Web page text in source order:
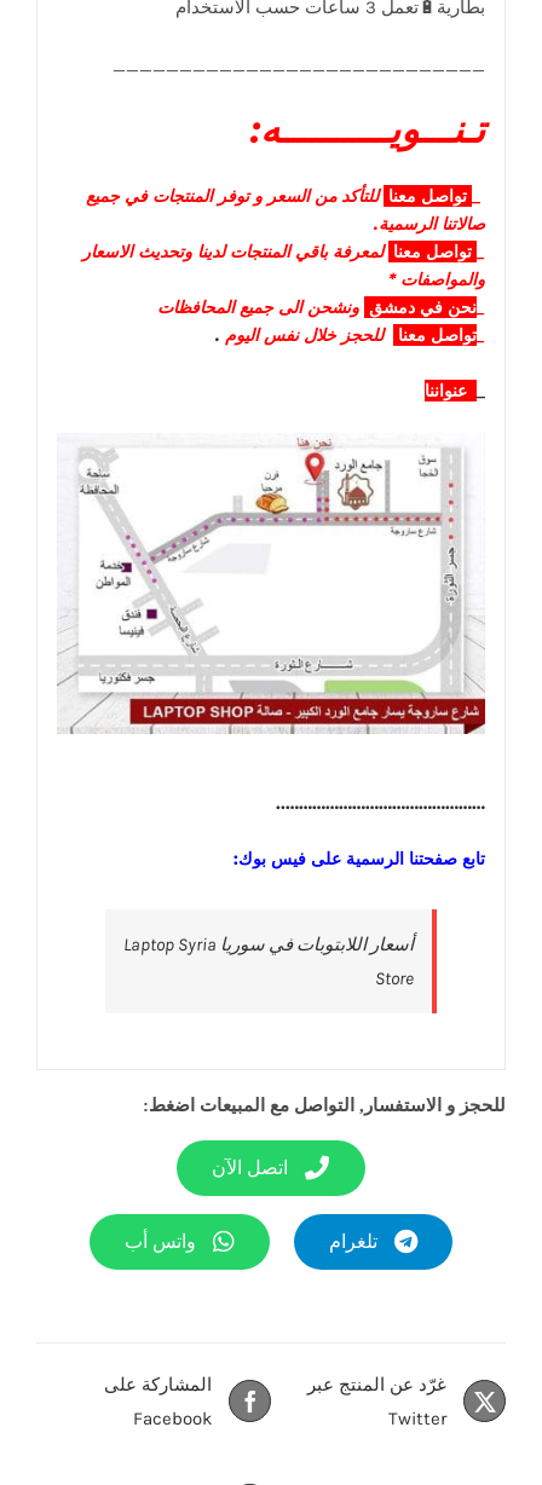
____________________________
تـنـــويــــــــــه:
تواصل معنا للتأكد من السعر و توفر المنتجات في جميع
صالاتنا الرسمية.
تواصل معنا لمعرفة باقي المنتجات لدينا وتحديث الاسعار
والمواصفات *
نحن في دمشق ونشحن الى جميع المحافظات
تواصل معنا للحجز خلال نفس اليوم .
عنواننا
………………………………………..
تابع صفحتنا الرسمية على فيس بوك:
‎أسعار اللابتوبات في سوريا Laptop Syria
Store‎
للحجز و الاستفسار, التواصل مع المبيعات اضغط:
اتصل الآن
تلغرام واتس أب
المشاركة على
Facebook
غرّد عن المنتج عبر
Twitter